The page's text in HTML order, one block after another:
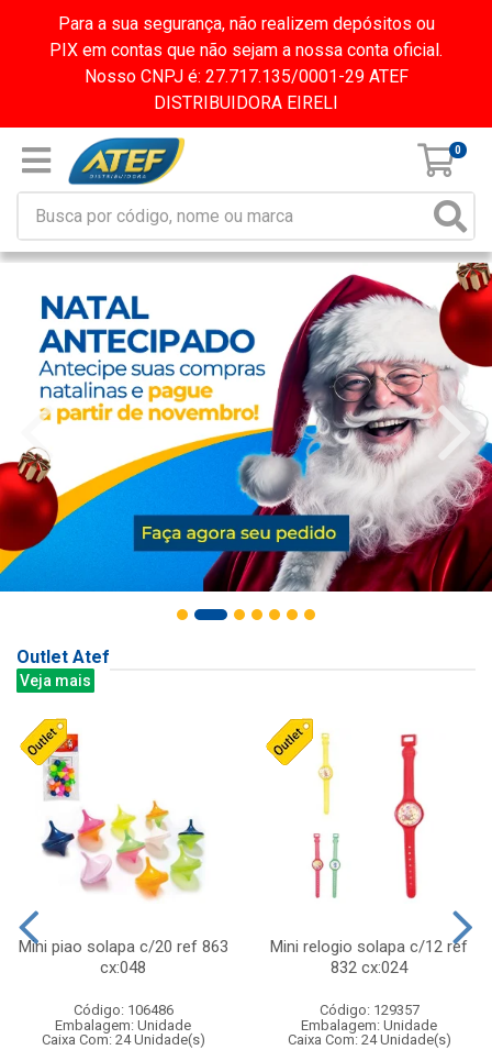
Para a sua segurança, não realizem depósitos ou
PIX em contas que não sejam a nossa conta oficial.
Nosso CNPJ é: 27.717.135/0001-29 ATEF
DISTRIBUIDORA EIRELI
0
Outlet Atef
Veja mais
Mini piao solapa c/20 ref 863
cx:048
Código: 106486
Embalagem: Unidade
Caixa Com: 24 Unidade(s)
Mini relogio solapa c/12 ref
832 cx:024
Código: 129357
Embalagem: Unidade
Caixa Com: 24 Unidade(s)